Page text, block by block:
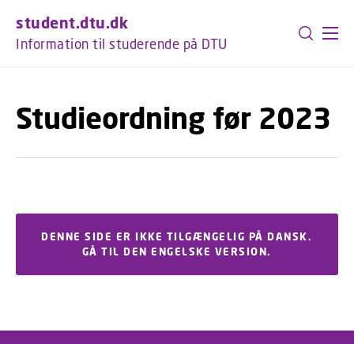
student.dtu.dk
Information til studerende på DTU
Studieordning før 2023
DENNE SIDE ER IKKE TILGÆNGELIG PÅ DANSK.
GÅ TIL DEN ENGELSKE VERSION.